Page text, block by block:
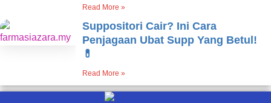
Read More »
Suppositori Cair? Ini Cara
Penjagaan Ubat Supp Yang Betul!
💊
Read More »